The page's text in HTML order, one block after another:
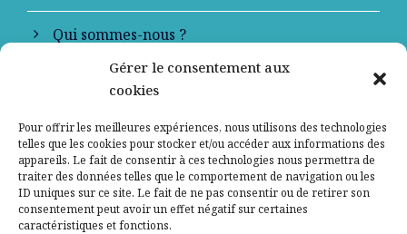
Gérer le consentement aux
cookies
Pour offrir les meilleures expériences, nous utilisons des technologies
telles que les cookies pour stocker et/ou accéder aux informations des
appareils. Le fait de consentir à ces technologies nous permettra de
traiter des données telles que le comportement de navigation ou les
ID uniques sur ce site. Le fait de ne pas consentir ou de retirer son
consentement peut avoir un effet négatif sur certaines
caractéristiques et fonctions.
Qui sommes-nous ?
Contactez-nous
Mentions légales
Politique de confidentialité